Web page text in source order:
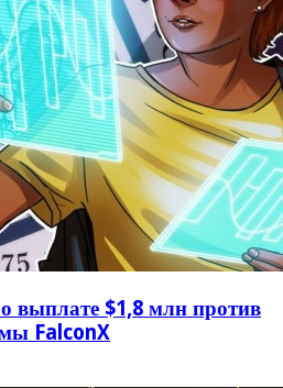
о выплате $1,8 млн против
FalconX